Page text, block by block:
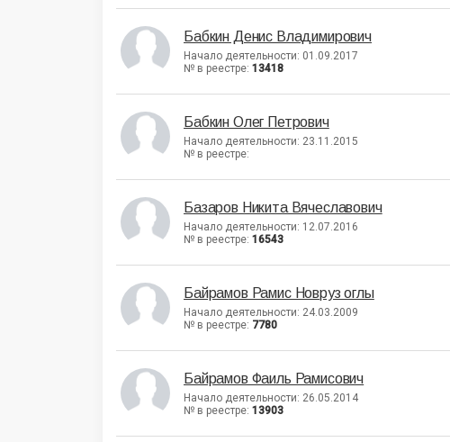
Бабкин Денис Владимирович
Начало деятельности: 01.09.2017
№ в реестре: 13418
Бабкин Олег Петрович
Начало деятельности: 23.11.2015
№ в реестре:
Базаров Никита Вячеславович
Начало деятельности: 12.07.2016
№ в реестре: 16543
Байрамов Рамис Новруз оглы
Начало деятельности: 24.03.2009
№ в реестре: 7780
Байрамов Фаиль Рамисович
Начало деятельности: 26.05.2014
№ в реестре: 13903